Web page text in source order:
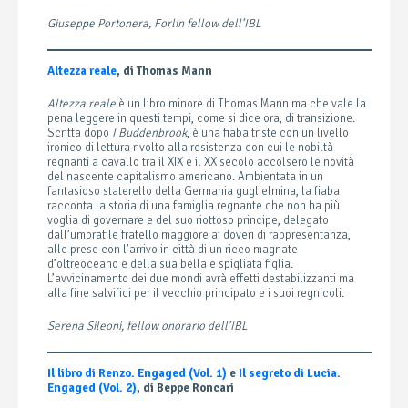
Giuseppe Portonera, Forlin fellow dell’IBL
Altezza reale, di Thomas Mann
Altezza reale è un libro minore di Thomas Mann ma che vale la
pena leggere in questi tempi, come si dice ora, di transizione.
Scritta dopo I Buddenbrook, è una fiaba triste con un livello
ironico di lettura rivolto alla resistenza con cui le nobiltà
regnanti a cavallo tra il XIX e il XX secolo accolsero le novità
del nascente capitalismo americano. Ambientata in un
fantasioso staterello della Germania guglielmina, la fiaba
racconta la storia di una famiglia regnante che non ha più
voglia di governare e del suo riottoso principe, delegato
dall’umbratile fratello maggiore ai doveri di rappresentanza,
alle prese con l’arrivo in città di un ricco magnate
d’oltreoceano e della sua bella e spigliata figlia.
L’avvicinamento dei due mondi avrà effetti destabilizzanti ma
alla fine salvifici per il vecchio principato e i suoi regnicoli.
Serena Sileoni, fellow onorario dell’IBL
Il libro di Renzo. Engaged (Vol. 1) e Il segreto di Lucia.
Engaged (Vol. 2), di Beppe Roncari